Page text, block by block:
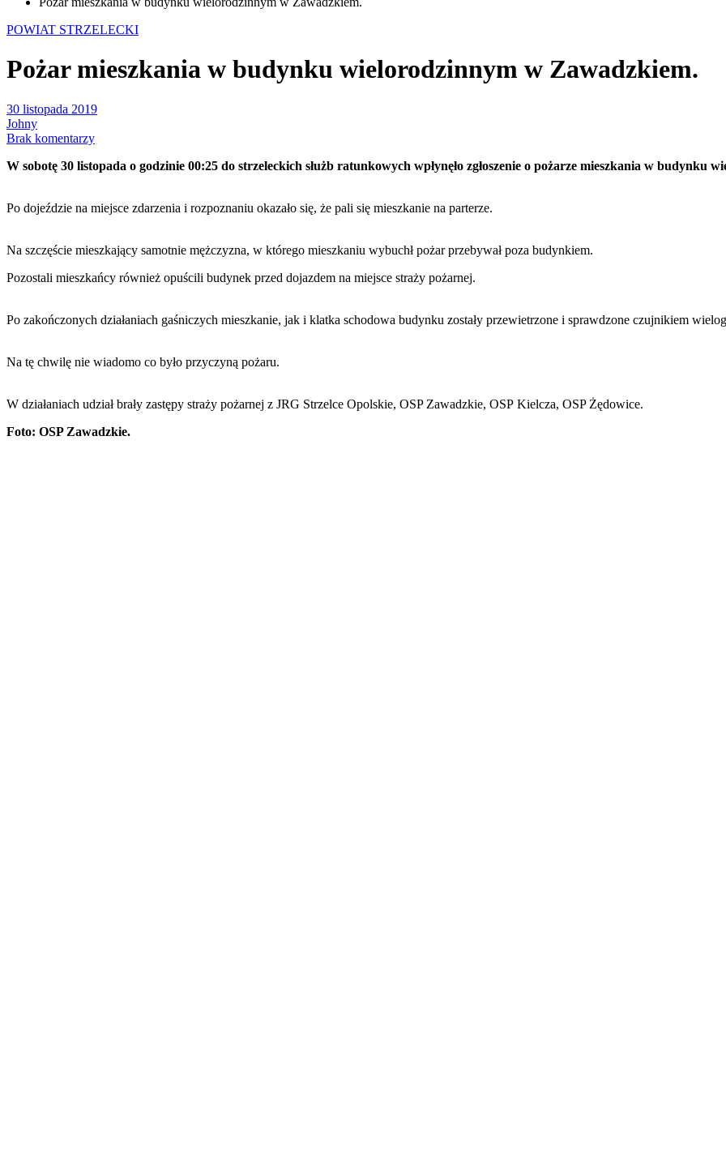
POWIAT STRZELECKI
Pożar mieszkania w budynku wielorodzinnym w Zawadzkiem.
30 listopada 2019
Johny
Brak komentarzy
W sobotę 30 listopada o godzinie 00:25 do strzeleckich służb ratunkowych wpłynęło zgłoszenie o pożarze mieszkania w
Po dojeździe na miejsce zdarzenia i rozpoznaniu okazało się, że pali się mieszkanie na parterze.
Na szczęście mieszkający samotnie mężczyzna, w którego mieszkaniu wybuchł pożar przebywał poza budynkiem.
Pozostali mieszkańcy również opuścili budynek przed dojazdem na miejsce straży pożarnej.
Po zakończonych działaniach gaśniczych mieszkanie, jak i klatka schodowa budynku zostały przewietrzone i sprawdzone czujnikiem
Na tę chwilę nie wiadomo co było przyczyną pożaru.
W działaniach udział brały zastępy straży pożarnej z JRG Strzelce Opolskie, OSP Zawadzkie, OSP Kielcza, OSP Żędowice.
Foto: OSP Zawadzkie.